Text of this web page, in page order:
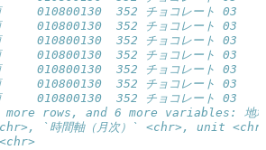
010800130  352 チョコレート 03
010800130  352 チョコレート 03
010800130  352 チョコレート 03
010800130  352 チョコレート 03
010800130  352 チョコレート 03
010800130  352 チョコレート 03
010800130  352 チョコレート 03
rows, and 6 more variables: 地
`時間軸（月次）` <chr>, unit